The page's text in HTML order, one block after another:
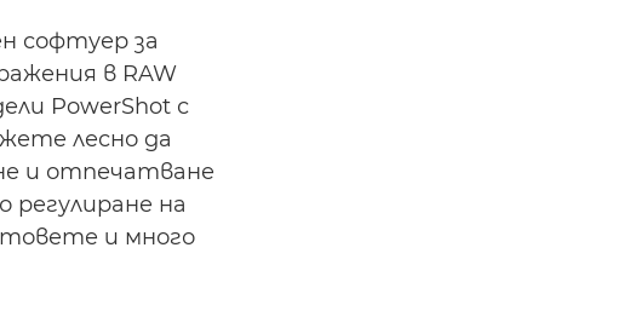
софтуер за
в RAW
PowerShot с
лесно да
и отпечатване
регулиране на
и много